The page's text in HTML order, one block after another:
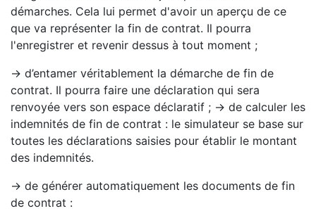
démarches. Cela lui permet d'avoir un aperçu de ce
que va représenter la fin de contrat. Il pourra
l'enregistrer et revenir dessus à tout moment ;
→ d’entamer véritablement la démarche de fin de
contrat. Il pourra faire une déclaration qui sera
renvoyée vers son espace déclaratif ; → de calculer les
indemnités de fin de contrat : le simulateur se base sur
toutes les déclarations saisies pour établir le montant
des indemnités.
→ de générer automatiquement les documents de fin
de contrat :